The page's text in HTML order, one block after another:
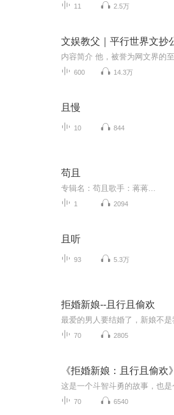
11 2.5万
600 14.3万
且慢
10 844
苟且
专辑名：苟且歌手：蒋蒋...
1 2094
且听
93 5.3万
拒婚新娘--且行且偷欢
70 2805
《拒婚新娘：且行且偷欢》
70 6540